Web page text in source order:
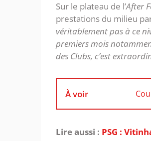
Sur le plateau de l’After
prestations du milieu
véritablement pas à ce
premiers mois
des Clubs, c’est
À voir
Lire aussi : PSG :